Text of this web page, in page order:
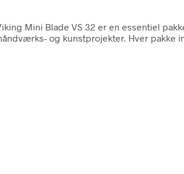
Mini Blade VS 32 er en essentiel
og kunstprojekter. Hver pakke